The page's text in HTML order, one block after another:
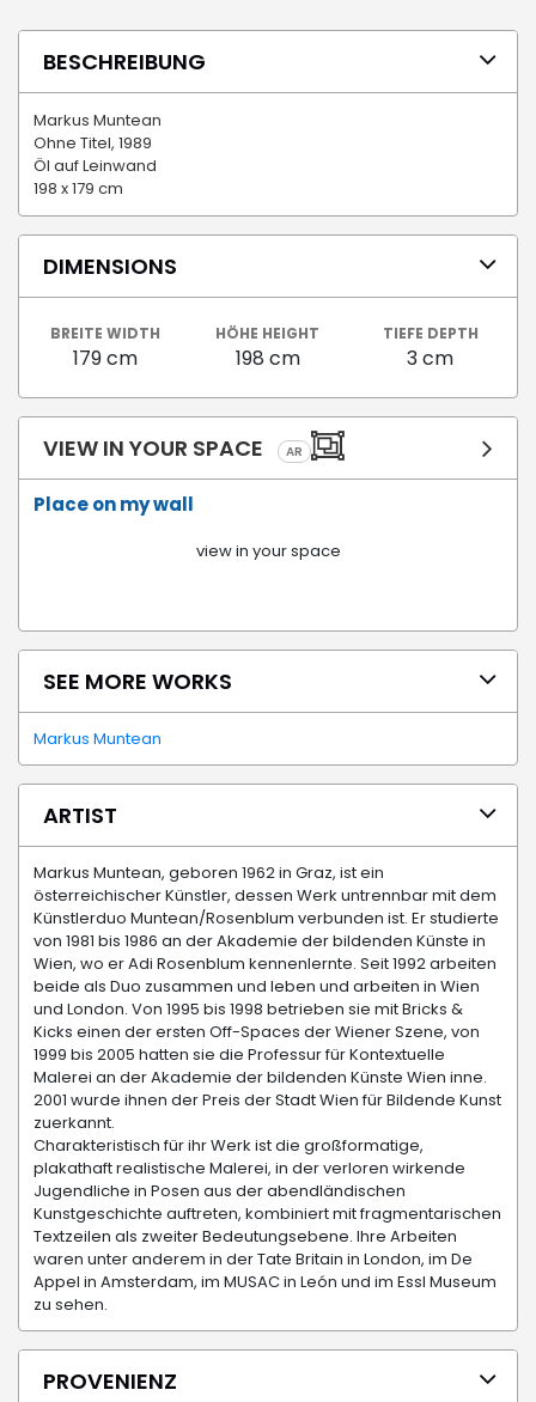
BESCHREIBUNG
Markus Muntean
Ohne Titel, 1989
Öl auf Leinwand
198 x 179 cm
DIMENSIONS
BREITE WIDTH
179 cm
HÖHE HEIGHT
198 cm
TIEFE DEPTH
3 cm
VIEW IN YOUR SPACE AR
Place on my wall
view in your space
SEE MORE WORKS
Markus Muntean
ARTIST
Markus Muntean, geboren 1962 in Graz, ist ein
österreichischer Künstler, dessen Werk untrennbar mit dem
Künstlerduo Muntean/Rosenblum verbunden ist. Er studierte
von 1981 bis 1986 an der Akademie der bildenden Künste in
Wien, wo er Adi Rosenblum kennenlernte. Seit 1992 arbeiten
beide als Duo zusammen und leben und arbeiten in Wien
und London. Von 1995 bis 1998 betrieben sie mit Bricks &
Kicks einen der ersten Off-Spaces der Wiener Szene, von
1999 bis 2005 hatten sie die Professur für Kontextuelle
Malerei an der Akademie der bildenden Künste Wien inne.
2001 wurde ihnen der Preis der Stadt Wien für Bildende Kunst
zuerkannt.
Charakteristisch für ihr Werk ist die großformatige,
plakathaft realistische Malerei, in der verloren wirkende
Jugendliche in Posen aus der abendländischen
Kunstgeschichte auftreten, kombiniert mit fragmentarischen
Textzeilen als zweiter Bedeutungsebene. Ihre Arbeiten
waren unter anderem in der Tate Britain in London, im De
Appel in Amsterdam, im MUSAC in León und im Essl Museum
zu sehen.
PROVENIENZ